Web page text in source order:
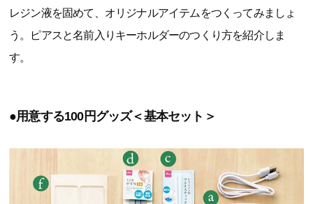
レジン液を固めて、オリジナルアイテムをつくってみましょ
う。ピアスと名前入りキーホルダーのつくり方を紹介しま
す。
●用意する100円グッズ＜基本セット＞